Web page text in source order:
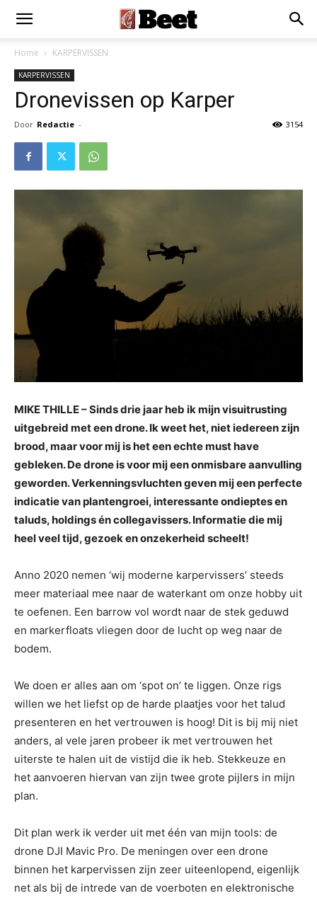
Home KARPERVISSEN
KARPERVISSEN
Dronevissen op Karper
Door Redactie - 3154
MIKE THILLE – Sinds drie jaar heb ik mijn visuitrusting
uitgebreid met een drone. Ik weet het, niet iedereen zijn
brood, maar voor mij is het een echte must have
gebleken. De drone is voor mij een onmisbare aanvulling
geworden. Verkenningsvluchten geven mij een perfecte
indicatie van plantengroei, interessante ondieptes en
taluds, holdings én collegavissers. Informatie die mij
heel veel tijd, gezoek en onzekerheid scheelt!
Anno 2020 nemen ‘wij moderne karpervissers’ steeds
meer materiaal mee naar de waterkant om onze hobby uit
te oefenen. Een barrow vol wordt naar de stek geduwd
en markerfloats vliegen door de lucht op weg naar de
bodem.
We doen er alles aan om ‘spot on’ te liggen. Onze rigs
willen we het liefst op de harde plaatjes voor het talud
presenteren en het vertrouwen is hoog! Dit is bij mij niet
anders, al vele jaren probeer ik met vertrouwen het
uiterste te halen uit de vistijd die ik heb. Stekkeuze en
het aanvoeren hiervan van zijn twee grote pijlers in mijn
plan.
Dit plan werk ik verder uit met één van mijn tools: de
drone DJI Mavic Pro. De meningen over een drone
binnen het karpervissen zijn zeer uiteenlopend, eigenlijk
net als bij de intrede van de voerboten en elektronische